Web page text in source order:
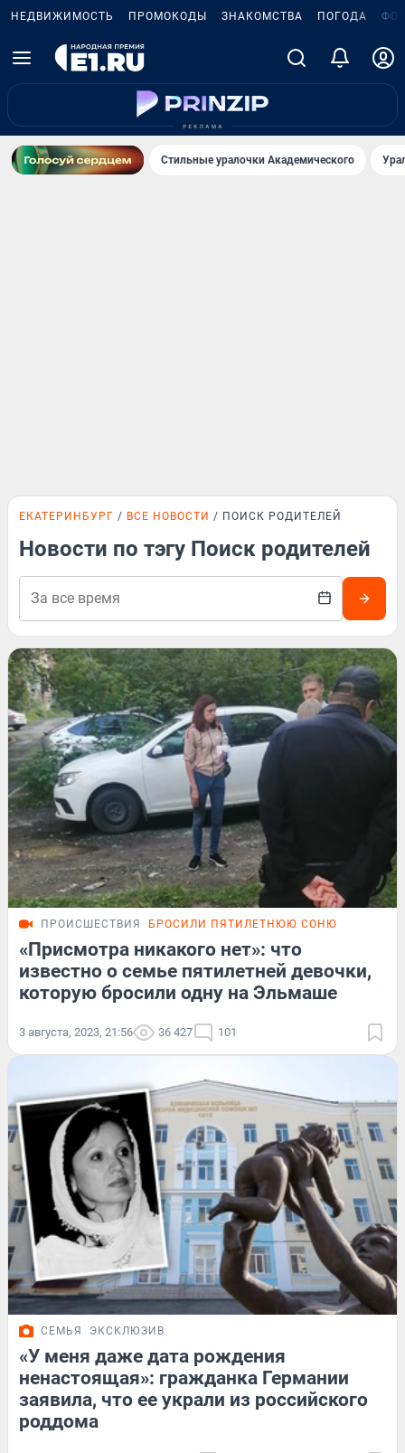
НЕДВИЖИМОСТЬ ПРОМОКОДЫ ЗНАКОМСТВА ПОГОДА
Стильные уралочки Академического
ЕКАТЕРИНБУРГ ВСЕ НОВОСТИ ПОИСК РОДИТЕЛЕЙ
Новости по тэгу Поиск родителей
ПРОИСШЕСТВИЯ БРОСИЛИ ПЯТИЛЕТНЮЮ СОНЮ
«Присмотра никакого нет»: что
известно о семье пятилетней девочки,
которую бросили одну на Эльмаше
3 августа, 2023, 21:56 36 427 101
СЕМЬЯ ЭКСКЛЮЗИВ
«У меня даже дата рождения
ненастоящая»: гражданка Германии
заявила, что ее украли из российского
роддома